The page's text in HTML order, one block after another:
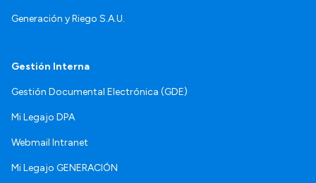
Generación y Riego S.A.U.
Gestión Interna
Gestión Documental Electrónica (GDE)
Mi Legajo DPA
Webmail Intranet
Mi Legajo GENERACIÓN